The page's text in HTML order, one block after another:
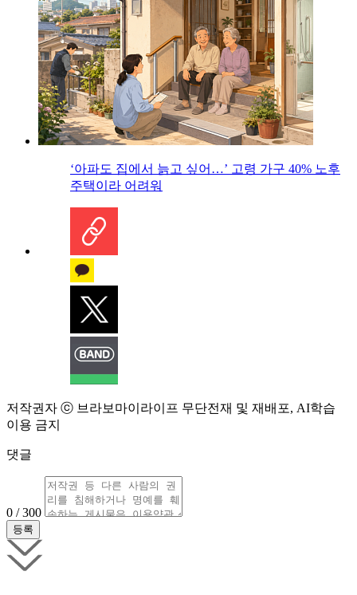
‘아파도 집에서 늙고 싶어…’ 고령 가구 40% 노후
주택이라 어려워
저작권자 ⓒ 브라보마이라이프 무단전재 및 재배포, AI학습
이용 금지
댓글
0 / 300